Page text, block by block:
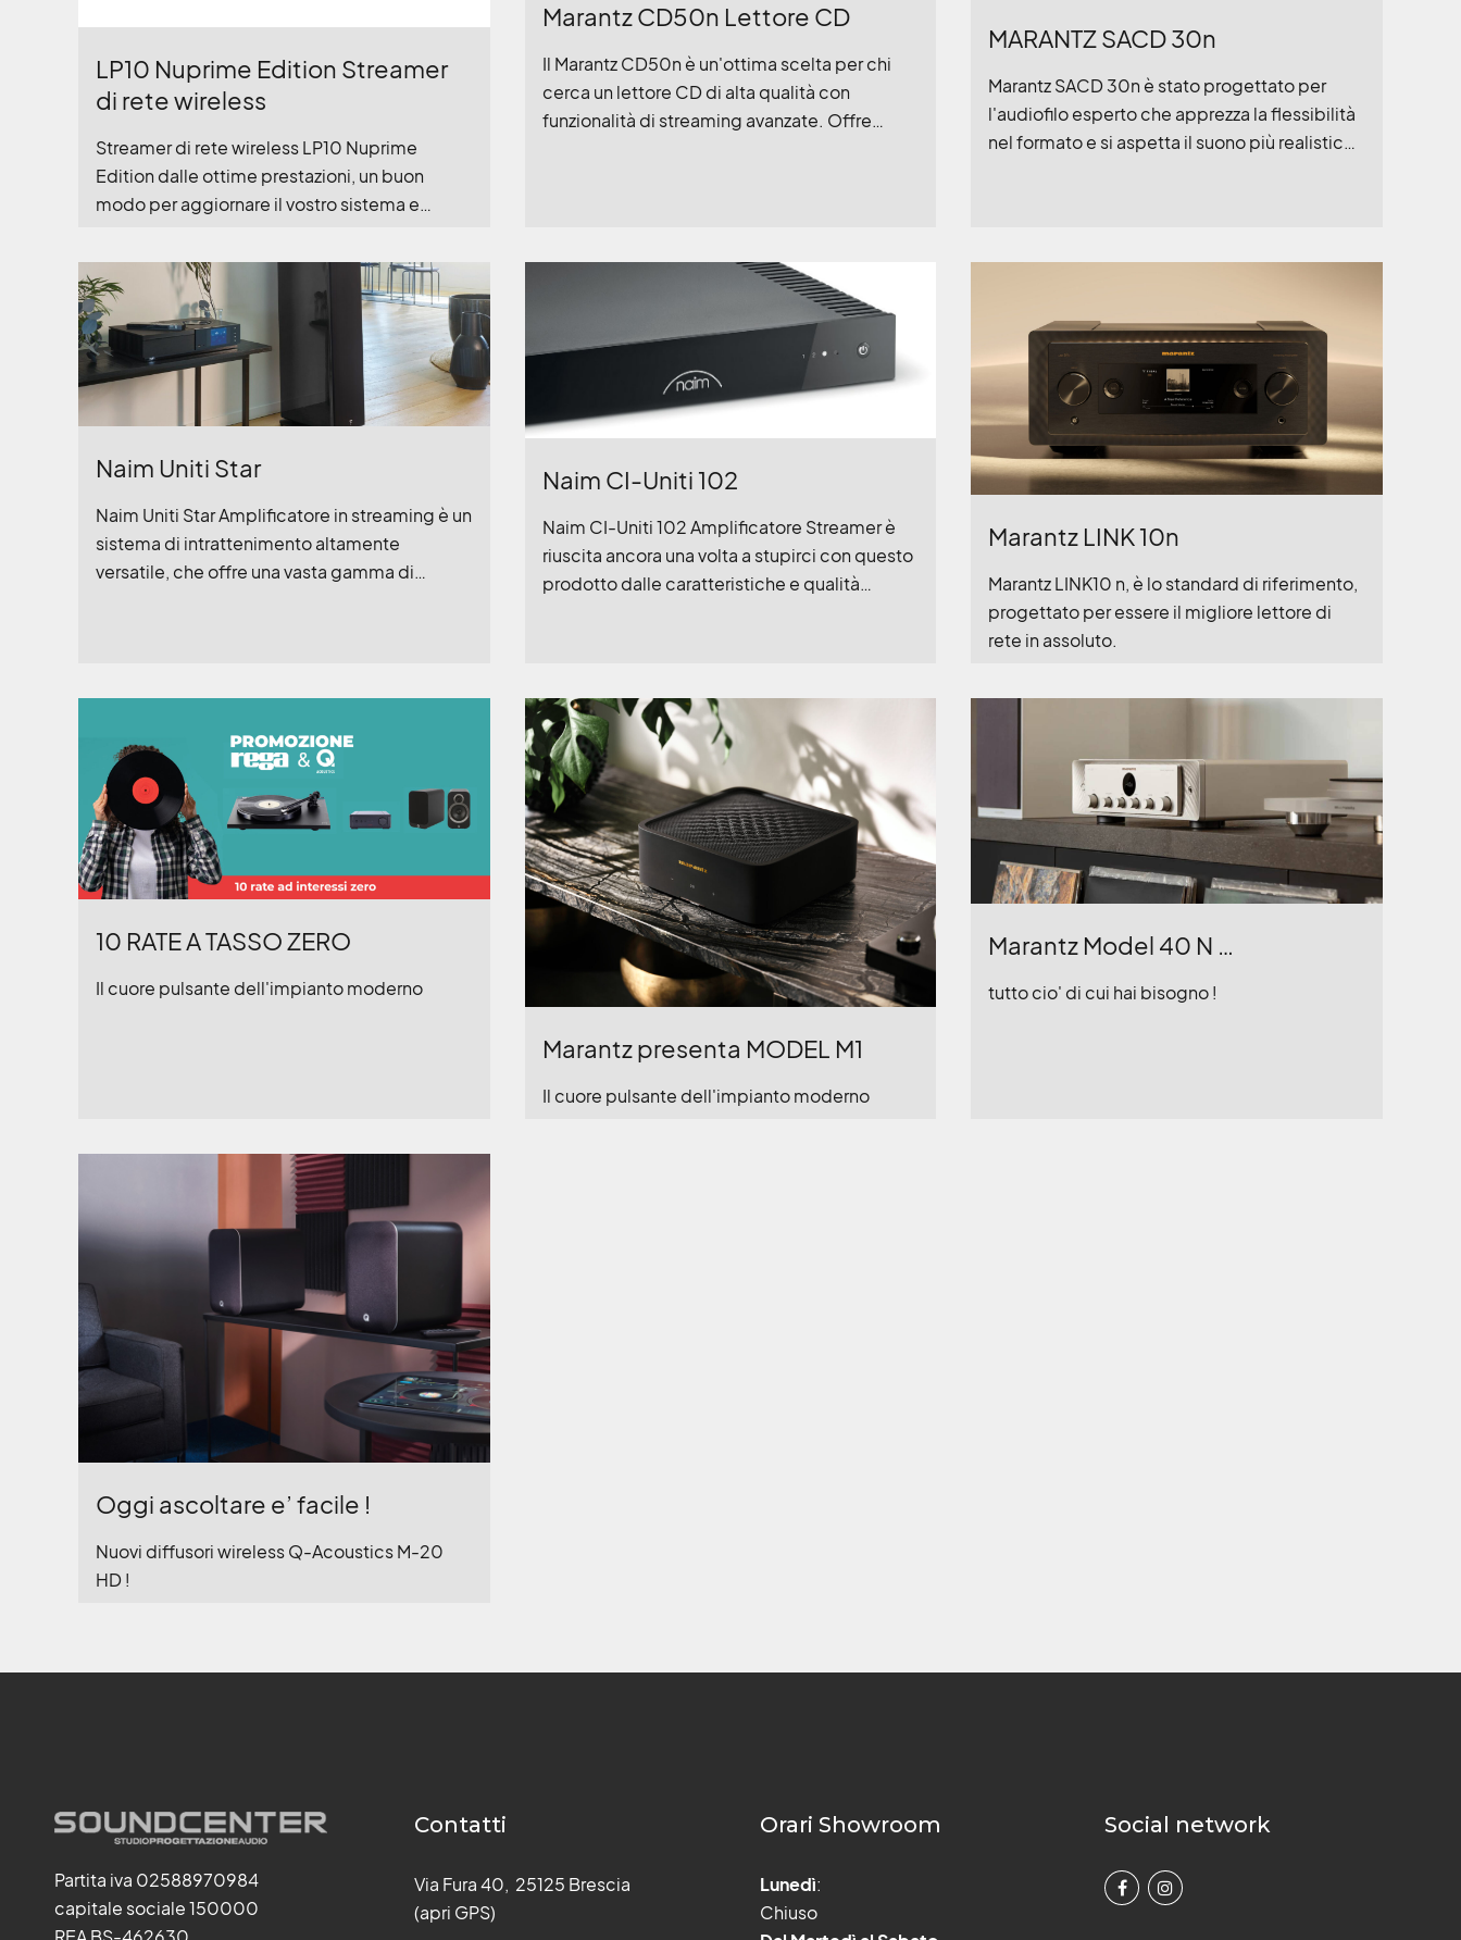
LP10 Nuprime Edition Streamer
di rete wireless
Streamer di rete wireless LP10 Nuprime
Edition dalle ottime prestazioni, un buon
modo per aggiornare il vostro sistema e
Marantz CD50n Lettore CD
Il Marantz CD50n è un'ottima scelta per chi
cerca un lettore CD di alta qualità con
funzionalità di streaming avanzate. Offre
CD che i servizi di streaming online.
MARANTZ SACD 30n
Marantz SACD 30n è stato progettato per
l'audiofilo esperto che apprezza la flessibilità
nel formato e si aspetta il suono più realistico.
Naim Uniti Star
Naim Uniti Star Amplificatore in streaming è un
sistema di intrattenimento altamente
versatile, che offre una vasta gamma di
Naim CI-Uniti 102
Naim CI-Uniti 102 Amplificatore Streamer è
riuscita ancora una volta a stupirci con questo
prodotto dalle caratteristiche e qualità
Marantz LINK 10n
Marantz LINK10 n, è lo standard di riferimento,
progettato per essere il migliore lettore di
rete in assoluto.
10 RATE A TASSO ZERO
Il cuore pulsante dell'impianto moderno
Marantz presenta MODEL M1
Il cuore pulsante dell'impianto moderno
Marantz Model 40 N …
tutto cio' di cui hai bisogno !
Oggi ascoltare e’ facile !
Nuovi diffusori wireless Q-Acoustics M-20
HD !
Partita iva 02588970984
capitale sociale 150000
Contatti
Via Fura 40, 25125 Brescia
(apri GPS)
Orari Showroom
Lunedì:
Chiuso
Social network